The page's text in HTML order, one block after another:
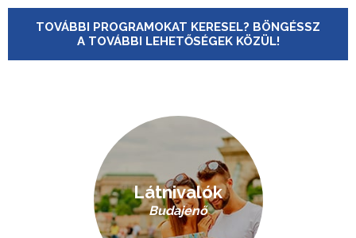
TOVÁBBI PROGRAMOKAT KERESEL? BÖNGÉSSZ
A TOVÁBBI LEHETŐSÉGEK KÖZÜL!
Látnivalók
Budajenő